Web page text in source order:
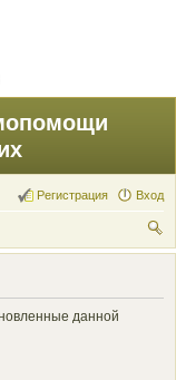
Вход
Регистрация
ои
данной